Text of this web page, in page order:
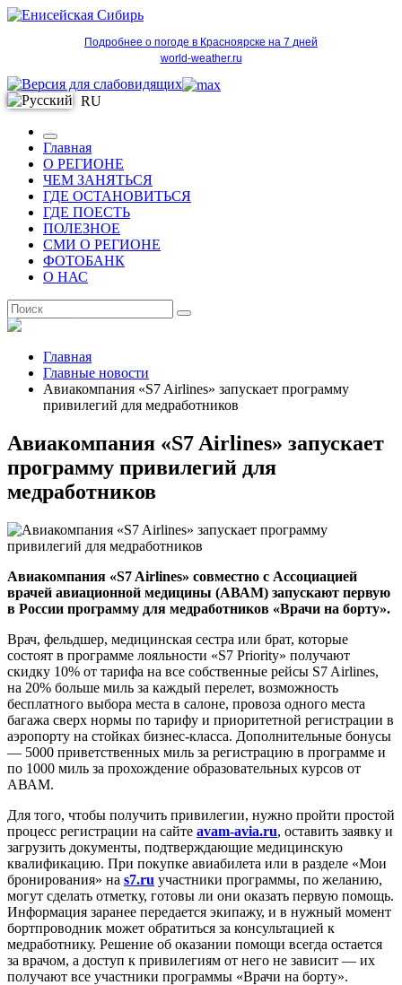
Подробнее о погоде в Красноярске на 7 дней
world-weather.ru
RU
Главная
О РЕГИОНЕ
ЧЕМ ЗАНЯТЬСЯ
ГДЕ ОСТАНОВИТЬСЯ
ГДЕ ПОЕСТЬ
ПОЛЕЗНОЕ
СМИ О РЕГИОНЕ
ФОТОБАНК
О НАС
Главная
Главные новости
Авиакомпания «S7 Airlines» запускает программу
привилегий для медработников
Авиакомпания «S7 Airlines» запускает
программу привилегий для
медработников
Авиакомпания «S7 Airlines» совместно с Ассоциацией
врачей авиационной медицины (АВАМ) запускают первую
в России программу для медработников «Врачи на борту».
Врач, фельдшер, медицинская сестра или брат, которые
состоят в программе лояльности «S7 Priority» получают
скидку 10% от тарифа на все собственные рейсы S7 Airlines,
на 20% больше миль за каждый перелет, возможность
бесплатного выбора места в салоне, провоза одного места
багажа сверх нормы по тарифу и приоритетной регистрации в
аэропорту на стойках бизнес-класса. Дополнительные бонусы
— 5000 приветственных миль за регистрацию в программе и
по 1000 миль за прохождение образовательных курсов от
АВАМ.
Для того, чтобы получить привилегии, нужно пройти простой
процесс регистрации на сайте avam-avia.ru, оставить заявку и
загрузить документы, подтверждающие медицинскую
квалификацию. При покупке авиабилета или в разделе «Мои
бронирования» на s7.ru участники программы, по желанию,
могут сделать отметку, готовы ли они оказать первую помощь.
Информация заранее передается экипажу, и в нужный момент
бортпроводник может обратиться за консультацией к
медработнику. Решение об оказании помощи всегда остается
за врачом, а доступ к привилегиям от него не зависит — их
получают все участники программы «Врачи на борту».